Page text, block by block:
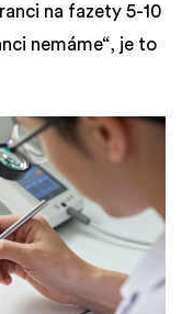
na fazety 5-10
nemáme“, je to